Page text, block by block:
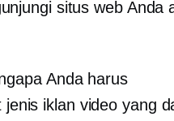
situs web Anda
Anda harus
iklan video yang